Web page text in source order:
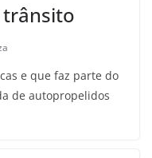
e que faz parte do
de autopropelidos